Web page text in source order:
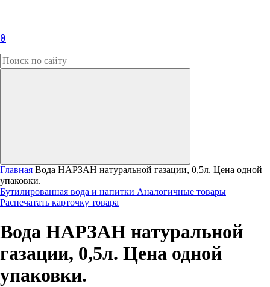
0
Главная Вода НАРЗАН натуральной газации, 0,5л. Цена одной
упаковки.
Бутилированная вода и напитки Аналогичные товары
Распечатать карточку товара
Вода НАРЗАН натуральной
газации, 0,5л. Цена одной
упаковки.